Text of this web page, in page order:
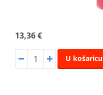
13,36 €
U košaricu